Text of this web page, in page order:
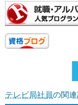
テレビ局社員の関